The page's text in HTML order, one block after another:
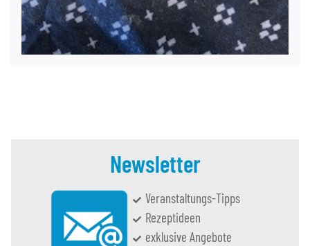
Newsletter
Veranstaltungs-Tipps
Rezeptideen
exklusive Angebote